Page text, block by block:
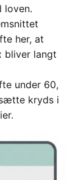
loven.
her, at
bliver langt
under 60,
kryds i